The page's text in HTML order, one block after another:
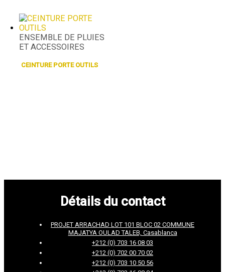
ENSEMBLE DE PLUIES
ET ACCESSOIRES
CEINTURE PORTE OUTILS
Détails du contact
PROJET ARRACHAD LOT 101 BLOC 02 COMMUNE
MAJATYA OULAD TALEB, Casablanca
+212 (0) 703 16 08 03
+212 (0) 702 00 70 02
+212 (0) 703 10 50 56